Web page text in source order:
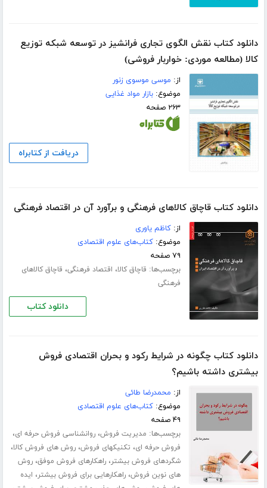
دانلود کتاب نقش الگوی تجاری فرانشیز در توسعه شبکه توزیع
کالا (مطالعه موردی: خواربار فروشی)
از: موسی موسوی زنور
موضوع:بازار مواد غذایی
۲۶۳ صفحه
دریافت از کتابراه
دانلود کتاب قاچاق کالاهای فرهنگی و برآورد آن در اقتصاد فرهنگی
از:کاظم یاوری
موضوع:کتاب‌های علوم اقتصادی
۷۹ صفحه
برچسب‌ها: قاچاق کالا، اقتصاد فرهنگی، قاچاق کالاهای
فرهنگی
دانلود کتاب
دانلود کتاب چگونه در شرایط رکود و بحران اقتصادی فروش
بیشتری داشته باشیم؟
از: محمدرضا طائی
موضوع:کتاب‌های علوم اقتصادی
۴۹ صفحه
برچسب‌ها: مدیریت فروش،روانشناسی فروش حرفه ای،
فروش حرفه ای، تکنیکهای فروش،روش های فروش کالا،
شگردهای فروش بیشتر،راهکارهای فروش موفق،روش
های نوین فروش،راهکارهایی برای فروش بیشتر، ایده